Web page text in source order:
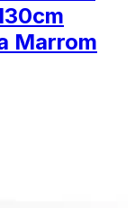
Marrom